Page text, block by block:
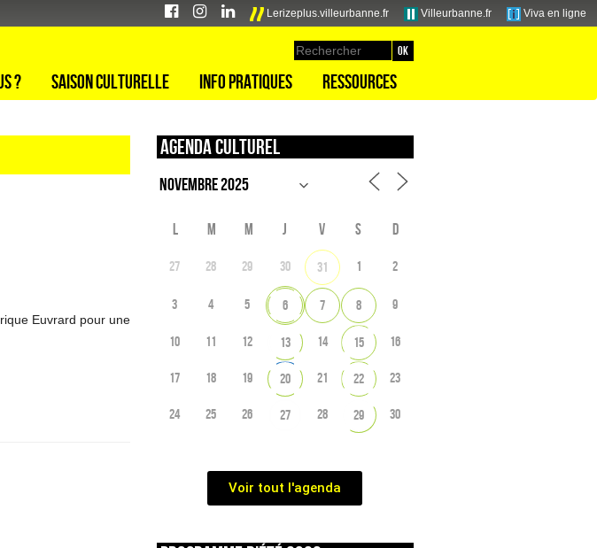
Lerizeplus.villeurbanne.fr Villeurbanne.fr Viva en ligne
? Saison culturelle Info pratiques Ressources
Euvrard pour une
Agenda culturel
L M M J V S D
27 28 29 30 31 1 2
3 4 5 6 7 8 9
10 11 12 13 14 15 16
17 18 19 20 21 22 23
24 25 26 27 28 29 30
Voir tout l'agenda